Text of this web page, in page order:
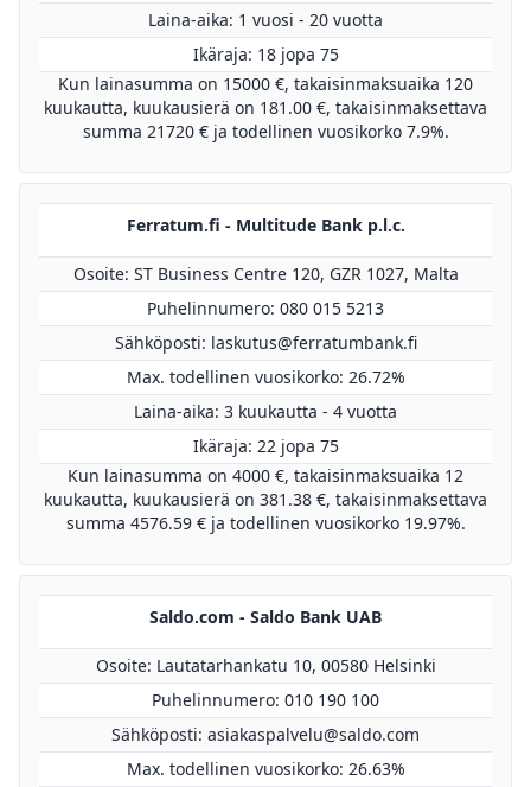
Laina-aika: 1 vuosi - 20 vuotta
Ikäraja: 18 jopa 75
Kun lainasumma on 15000 €, takaisinmaksuaika 120
kuukautta, kuukausierä on 181.00 €, takaisinmaksettava
summa 21720 € ja todellinen vuosikorko 7.9%.
Ferratum.fi - Multitude Bank p.l.c.
Osoite: ST Business Centre 120, GZR 1027, Malta
Puhelinnumero: 080 015 5213
Sähköposti: laskutus@ferratumbank.fi
Max. todellinen vuosikorko: 26.72%
Laina-aika: 3 kuukautta - 4 vuotta
Ikäraja: 22 jopa 75
Kun lainasumma on 4000 €, takaisinmaksuaika 12
kuukautta, kuukausierä on 381.38 €, takaisinmaksettava
summa 4576.59 € ja todellinen vuosikorko 19.97%.
Saldo.com - Saldo Bank UAB
Osoite: Lautatarhankatu 10, 00580 Helsinki
Puhelinnumero: 010 190 100
Sähköposti: asiakaspalvelu@saldo.com
Max. todellinen vuosikorko: 26.63%